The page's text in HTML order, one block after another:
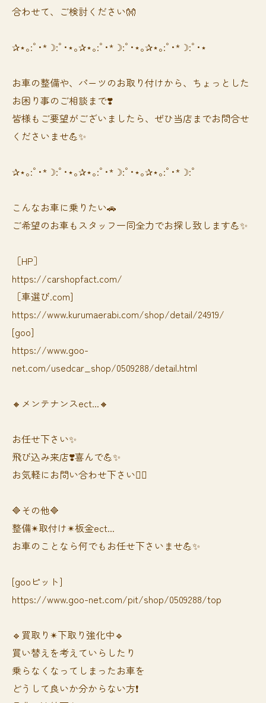
合わせて、ご検討ください👐
✰⋆｡:ﾟ･*☽:ﾟ･⋆｡✰⋆｡:ﾟ･*☽:ﾟ･⋆｡✰⋆｡:ﾟ･*☽:ﾟ･⋆
お車の整備や、パーツのお取り付けから、ちょっとした
お困り事のご相談まで❣️
皆様もご要望がございましたら、ぜひ当店までお問合せ
くださいませ💪✨
✰⋆｡:ﾟ･*☽:ﾟ･⋆｡✰⋆｡:ﾟ･*☽:ﾟ･⋆｡✰⋆｡:ﾟ･*☽:ﾟ
⁡⁡⁡こんなお車に乗りたい🚗
ご希望のお車もスタッフ一同全力でお探し致します💪✨
［HP］
https://carshopfact.com/
［車選び.com]
https://www.kurumaerabi.com/shop/detail/24919/
[goo]
https://www.goo-
net.com/usedcar_shop/0509288/detail.html
🔸メンテナンスect...🔸
お任せ下さい✨
飛び込み来店❣️喜んで💪✨
お気軽にお問い合わせ下さい🙆‍♀️
🔷その他🔷
整備✴︎取付け✴︎板金ect...
お車のことなら何でもお任せ下さいませ💪✨
[gooピット]
https://www.goo-net.com/pit/shop/0509288/top
🔹買取り✴︎下取り強化中🔹
買い替えを考えていらしたり
乗らなくなってしまったお車を
どうして良いか分からない方❗️